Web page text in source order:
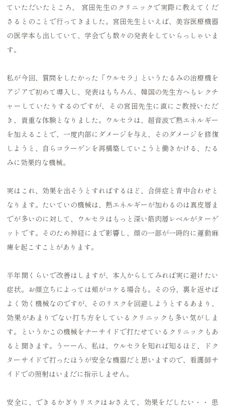
ていただいたところ、 宮田先生のクリニックで実際に教えてくだ
さるとのことで行ってきました。宮田先生といえば、美容医療機器
の医学本も出していて、学会でも数々の発表をしていらっしゃいま
す。
私が今回、質問をしたかった「ウルセラ」というたるみの治療機を
アジアで初めて導入し、発表はもちろん、韓国の先生方へもレクチ
ャーしていたりするのですが、その宮田先生に直にご教授いただ
き、貴重な体験となりました。ウルセラは、超音波で熱エネルギー
を加えることで、一度内部にダメージを与え、そのダメージを修復
しようと、自らコラーゲンを再構築していこうと働きかける、たる
みに効果的な機械。
実はこれ、効果を出そうとすればするほど、合併症と背中合わせと
なります。たいていの機械は、熱エネルギーが加わるのは真皮層ま
でが多いのに対して、ウルセラはもっと深い筋肉層レベルがターゲ
ットです。そのため神経にまで影響し、顔の一部が一時的に運動麻
痺を起こすことがあります。
半年間くらいで改善はしますが、本人からしてみれば実に避けたい
症状。お顔立ちによっては頬がコケる場合も。その分、裏を返せば
よく効く機械なのですが、そのリスクを回避しようとするあまり、
効果があまりでない打ち方をしているクリニックも多い気がしま
す。というかこの機械をナーサイドで打たせているクリニックもあ
ると聞きます。うーーん、私は、ウルセラを知れば知るほど、ドク
ターサイドで打ったほうが安全な機器だと思いますので、看護師サ
イドでの照射はいまだに指示しません。
安全に、できるかぎりリスクはおさえて、効果をだしたい・・ 患